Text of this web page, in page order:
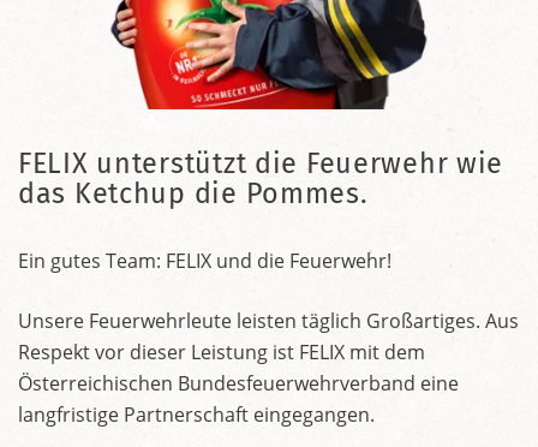
FELIX unterstützt die Feuerwehr wie
das Ketchup die Pommes.
Ein gutes Team: FELIX und die Feuerwehr!
Unsere Feuerwehrleute leisten täglich Großartiges. Aus
Respekt vor dieser Leistung ist FELIX mit dem
Österreichischen Bundesfeuerwehrverband eine
langfristige Partnerschaft eingegangen.